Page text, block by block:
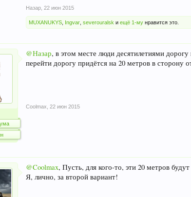
Назар 22 июн 2015
MUXANUKYS Ingvar severouralsk и ещё 1-му нравится это.
@Назар, в этом месте люди десятилетиями
перейти дорогу придётся на 20 метров в сторону
Coolmax 22 июн 2015
@Coolmax, Пусть, для кого-то, эти 20 метров
Я, лично, за второй вариант!